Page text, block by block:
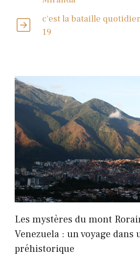
c'est la bataille
19
Les mystères du mont
Venezuela : un voyage dans
préhistorique